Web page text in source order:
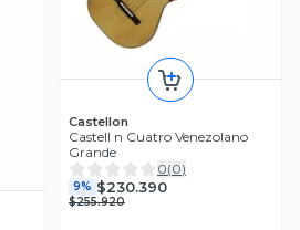
Castellon
Castell n Cuatro Venezolano
Grande
0(0)
9% $230.390
$255.920